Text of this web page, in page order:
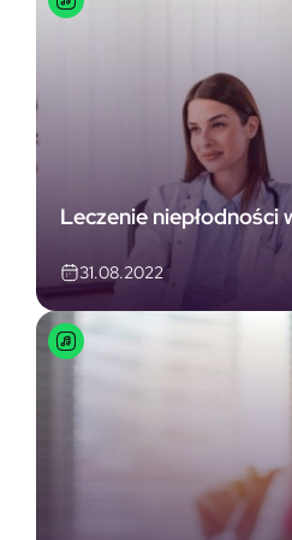
Leczenie niepłodności
31.08.2022